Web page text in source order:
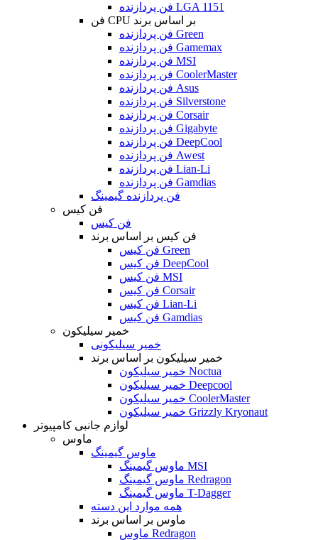
فن پردازنده LGA 1151
فن CPU بر اساس برند
فن پردازنده Green
فن پردازنده Gamemax
فن پردازنده MSI
فن پردازنده CoolerMaster
فن پردازنده Asus
فن پردازنده Silverstone
فن پردازنده Corsair
فن پردازنده Gigabyte
فن پردازنده DeepCool
فن پردازنده Awest
فن پردازنده Lian-Li
فن پردازنده Gamdias
فن پردازنده گیمینگ
فن کیس
فن کیس
فن کیس بر اساس برند
فن کیس Green
فن کیس DeepCool
فن کیس MSI
فن کیس Corsair
فن کیس Lian-Li
فن کیس Gamdias
خمیر سیلیکون
خمیر سیلیکونی
خمیر سیلیکون بر اساس برند
خمیر سیلیکون Noctua
خمیر سیلیکون Deepcool
خمیر سیلیکون CoolerMaster
خمیر سیلیکون Grizzly Kryonaut
لوازم جانبی کامپیوتر
ماوس
ماوس گیمینگ
ماوس گیمینگ MSI
ماوس گیمینگ Redragon
ماوس گیمینگ T-Dagger
همه موارد این دسته
ماوس بر اساس برند
ماوس Redragon